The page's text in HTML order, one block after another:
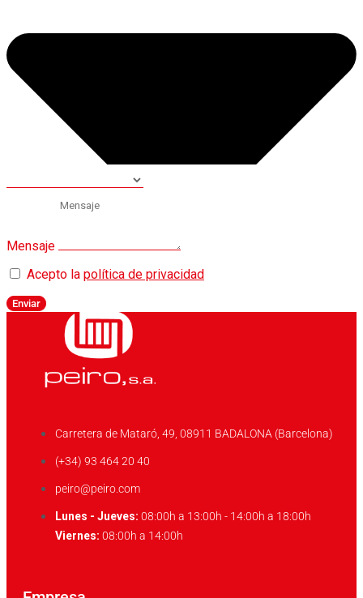
Mensaje
Acepto la política de privacidad
Enviar
Carretera de Mataró, 49, 08911 BADALONA (Barcelona)
(+34) 93 464 20 40
peiro@peiro.com
Lunes - Jueves: 08:00h a 13:00h - 14:00h a 18:00h
Viernes: 08:00h a 14:00h